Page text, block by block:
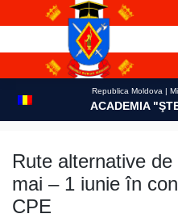
Republica Moldova |
ACADEMIA
Rute alternative
mai – 1 iunie în
CPE